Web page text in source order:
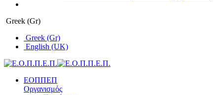
Greek (Gr)
Greek (Gr)
English (UK)
ΕΟΠΠΕΠ
Οργανισμός